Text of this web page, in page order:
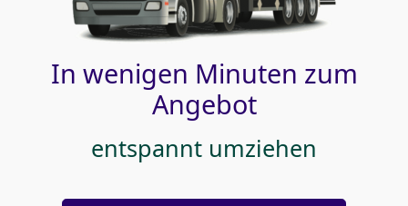
In wenigen Minuten zum
Angebot
entspannt umziehen